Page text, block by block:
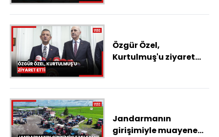
Özgür Özel,
Kurtulmuş'u ziyaret
Jandarmanın
girişimiyle muayene